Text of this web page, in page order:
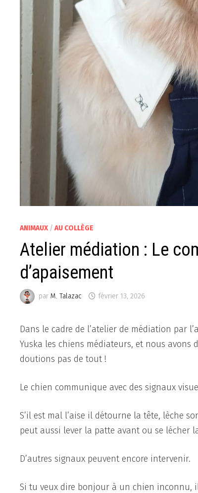
ANIMAUX /AU COLLÈGE
Atelier médiation : Le
d’apaisement
parM. Talazac février 13, 2026
Dans le cadre de l’atelier de médiation par
Yuska les chiens médiateurs, et nous
doutions pas de tout !
Le chien communique avec des signaux
S’il est mal l’aise il détourne la tête, lèche
peut aussi lever la patte avant ou se lécher
D’autres signaux peuvent encore intervenir.
Si tu veux dire bonjour à un chien inconnu,